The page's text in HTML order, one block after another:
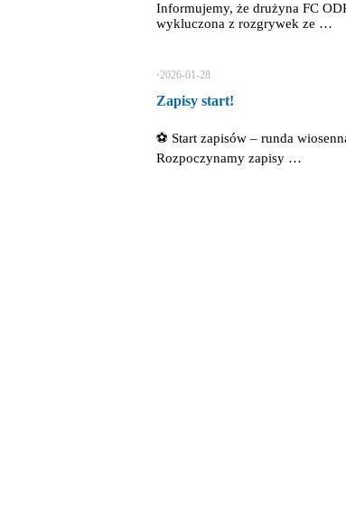
Informujemy, że drużyna FC
wykluczona z rozgrywek ze …
Zapisy start!
⋅2026-01-28
⚽ Start zapisów – runda
Rozpoczynamy zapisy …